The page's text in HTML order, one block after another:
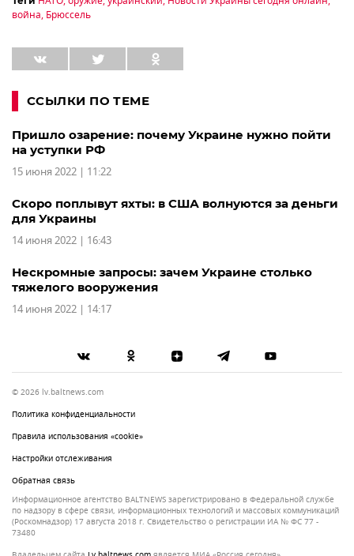
война, Брюссель
ССЫЛКИ ПО ТЕМЕ
Пришло озарение: почему Украине нужно пойти
на уступки РФ
15 июня 2022 | 11:22
Скоро поплывут яхты: в США волнуются за деньги
для Украины
14 июня 2022 | 16:43
Нескромные запросы: зачем Украине столько
тяжелого вооружения
14 июня 2022 | 14:17
© 2026 lv.baltnews.com
Политика конфиденциальности
Правила использования «cookie»
Настройки отслеживания
Обратная связь
Информационное агентство BALTNEWS зарегистрировано в Федеральной службе
по надзору в сфере связи, информационных технологий и массовых коммуникаций
(Роскомнадзор) 17 августа 2018 г. Свидетельство о регистрации ИА № ФС 77 -
73480